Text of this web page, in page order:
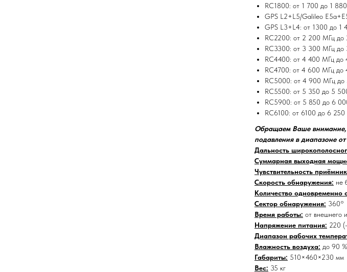
RC1800: от 1 700 до 1
GPS L2+L5/Galileo
GPS L3+L4: от 1300 до 1
RC2200: от 2 200 МГц
RC3300: от 3 300 МГц
RC4400: от 4 400 МГц
RC4700: от 4 600 МГц
RC5000: от 4 900 МГц
RC5500: от 5 350 до 5
RC5900: от 5 850 до 6
RC6100: от 6100 до 6
Обращаем Ваше внимание,
подавления в диапазоне
Дальность
Суммарная выходная
Чувствительность
Скорость обнаружения: не
Количество
Сектор обнаружения: 360°
Время работы: от внешнего
Напряжение питания: 220
Диапазон рабочих
Влажность воздуха: до 90 %
Габариты: 510×460×230 мм
Вес: 35 кг